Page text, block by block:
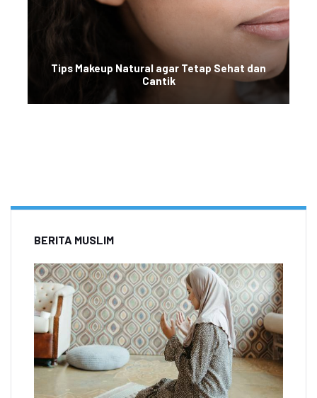
Tips Makeup Natural agar Tetap Sehat dan
Cantik
BERITA MUSLIM